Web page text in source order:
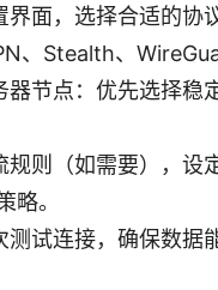
界面，选择合适的协
、Stealth、
器节点：优先选择稳
规则（如需要），设
略。
测试连接，确保数据